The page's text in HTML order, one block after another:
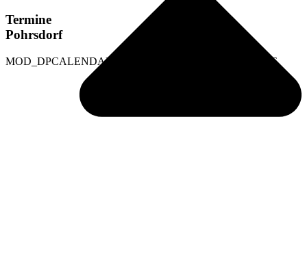
Termine
Pohrsdorf
MOD_DPCALENDAR_UPCOMING_NO_EVENT_TEXT